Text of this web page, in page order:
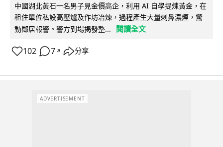
中國湖北黃石一名男子見金價高企，利用 AI 自學提煉黃金，在
租住單位私設高壓爐及作坊冶煉，過程產生大量刺鼻濃煙，驚
動鄰居報警。警方到場揭發整...
閱讀全文
102 7 ↗ 分享
ADVERTISEMENT